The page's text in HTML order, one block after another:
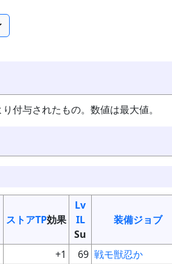
り付与されたもの。数値は最大値。
ストアTP効果
Lv
IL
Su
装備ジョブ
+1 69 戦モ獣忍か